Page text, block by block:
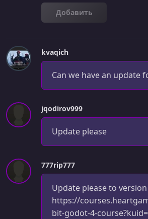
Sloped Tiles + Review
УРОК 30.
Input Map + Inherited Scenes
УРОК 31.
Player Gun + Review
УРОК 32.
Script Inheritance + Player Bullet
Player Bullet Timer + Warnings
УРОК 34.
Moving Platforms + Resources
Walking Enemy + Raycasting
Добавить
kvaqich
Can we have an update
jqodirov999
Update please
777rip777
Update please to
https://
bit-godot-4-